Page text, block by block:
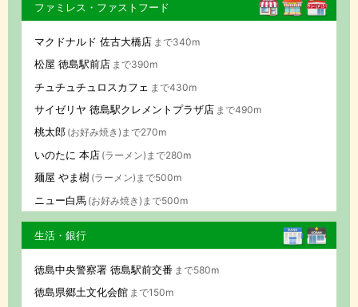
ファミレス・ファストフード
マクドナルド 佐古大橋店 まで340m
松屋 徳島駅前店 まで390m
チュチュチュロスカフェ まで430m
サイゼリヤ 徳島駅クレメントプラザ店 まで490m
桃太郎 (お好み焼き)まで270m
いのたに 本店 (ラーメン)まで280m
麺屋 やま樹 (ラーメン)まで500m
ニュー白馬 (お好み焼き)まで500m
生活・銀行
徳島中央警察署 徳島駅前交番 まで580m
徳島県郷土文化会館 まで150m